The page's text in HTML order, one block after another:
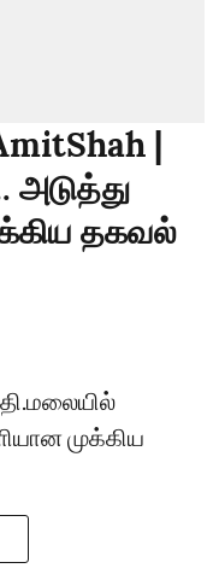
|
அடுத்து
தகவல்
முக்கிய